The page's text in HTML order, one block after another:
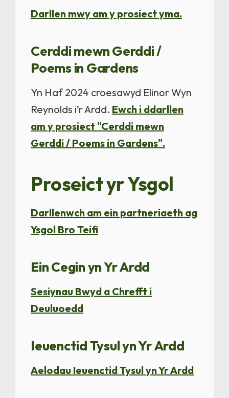
Darllen mwy am y prosiect yma.
Cerddi mewn Gerddi /
Poems in Gardens
Yn Haf 2024 croesawyd Elinor Wyn
Reynolds i’r Ardd. Ewch i ddarllen
am y prosiect "Cerddi mewn
Gerddi / Poems in Gardens".
Proseict yr Ysgol
Darllenwch am ein partneriaeth ag
Ysgol Bro Teifi
Ein Cegin yn Yr Ardd
Sesiynau Bwyd a Chrefft i
Deuluoedd
Ieuenctid Tysul yn Yr Ardd
Aelodau Ieuenctid Tysul yn Yr Ardd